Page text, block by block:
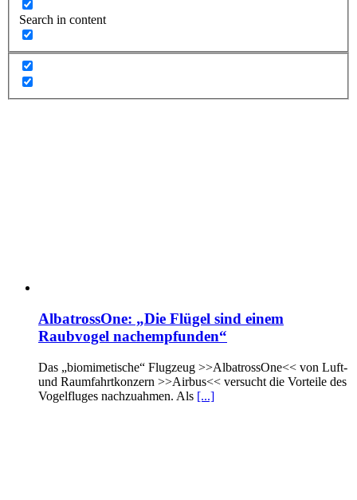
Search in content
AlbatrossOne: „Die Flügel sind einem
Raubvogel nachempfunden“
Das „biomimetische“ Flugzeug >>AlbatrossOne<< von Luft-
und Raumfahrtkonzern >>Airbus<< versucht die Vorteile des
Vogelfluges nachzuahmen. Als [...]